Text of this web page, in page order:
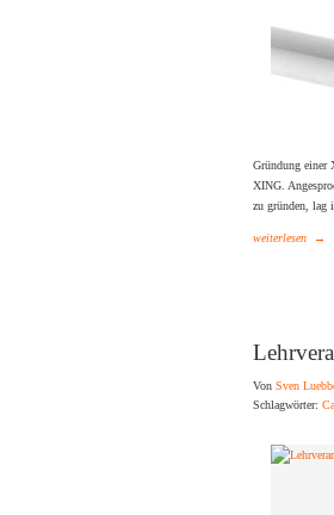
Gründung einer
XING.
zu gründen, lag
weiterlesen →
Von Sven
Schlagwörter: